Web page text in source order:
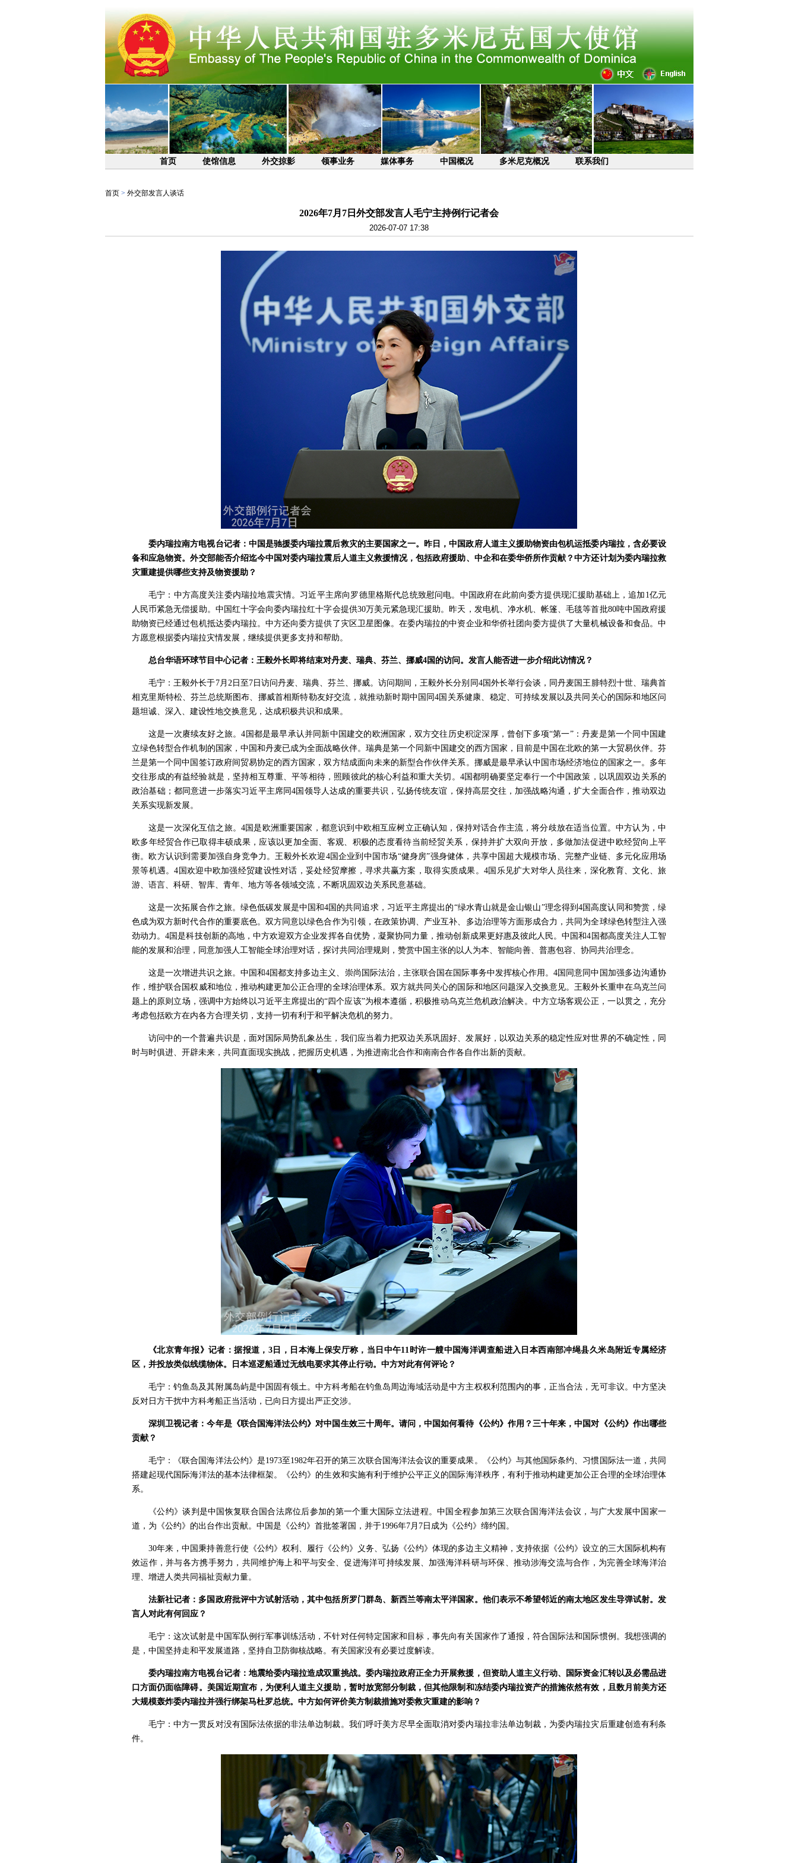
首页 使馆信息 外交掠影 领事业务 媒体事务 中国概况 多米尼克概况 联系我们
首页> 外交部发言人谈话
2026年7月7日外交部发言人毛宁主持例行记者会
2026-07-07 17:38
委内瑞拉南方电视台记者：中国是驰援委内瑞拉震后救灾的主要国家之一。昨日，中国政府人道主义援助物资由包机运抵委内瑞拉，含必要设
备和应急物资。外交部能否介绍迄今中国对委内瑞拉震后人道主义救援情况，包括政府援助、中企和在委华侨所作贡献？中方还计划为委内瑞拉救
灾重建提供哪些支持及物资援助？
毛宁：中方高度关注委内瑞拉地震灾情。习近平主席向罗德里格斯代总统致慰问电。中国政府在此前向委方提供现汇援助基础上，追加1亿元
人民币紧急无偿援助。中国红十字会向委内瑞拉红十字会提供30万美元紧急现汇援助。昨天，发电机、净水机、帐篷、毛毯等首批80吨中国政府援
助物资已经通过包机抵达委内瑞拉。中方还向委方提供了灾区卫星图像。在委内瑞拉的中资企业和华侨社团向委方提供了大量机械设备和食品。中
方愿意根据委内瑞拉灾情发展，继续提供更多支持和帮助。
总台华语环球节目中心记者：王毅外长即将结束对丹麦、瑞典、芬兰、挪威4国的访问。发言人能否进一步介绍此访情况？
毛宁：王毅外长于7月2日至7日访问丹麦、瑞典、芬兰、挪威。访问期间，王毅外长分别同4国外长举行会谈，同丹麦国王腓特烈十世、瑞典首
相克里斯特松、芬兰总统斯图布、挪威首相斯特勒友好交流，就推动新时期中国同4国关系健康、稳定、可持续发展以及共同关心的国际和地区问
题坦诚、深入、建设性地交换意见，达成积极共识和成果。
这是一次赓续友好之旅。4国都是最早承认并同新中国建交的欧洲国家，双方交往历史积淀深厚，曾创下多项“第一”：丹麦是第一个同中国建
立绿色转型合作机制的国家，中国和丹麦已成为全面战略伙伴。瑞典是第一个同新中国建交的西方国家，目前是中国在北欧的第一大贸易伙伴。芬
兰是第一个同中国签订政府间贸易协定的西方国家，双方结成面向未来的新型合作伙伴关系。挪威是最早承认中国市场经济地位的国家之一。多年
交往形成的有益经验就是，坚持相互尊重、平等相待，照顾彼此的核心利益和重大关切。4国都明确要坚定奉行一个中国政策，以巩固双边关系的
政治基础；都同意进一步落实习近平主席同4国领导人达成的重要共识，弘扬传统友谊，保持高层交往，加强战略沟通，扩大全面合作，推动双边
关系实现新发展。
这是一次深化互信之旅。4国是欧洲重要国家，都意识到中欧相互应树立正确认知，保持对话合作主流，将分歧放在适当位置。中方认为，中
欧多年经贸合作已取得丰硕成果，应该以更加全面、客观、积极的态度看待当前经贸关系，保持并扩大双向开放，多做加法促进中欧经贸向上平
衡。欧方认识到需要加强自身竞争力。王毅外长欢迎4国企业到中国市场“健身房”强身健体，共享中国超大规模市场、完整产业链、多元化应用场
景等机遇。4国欢迎中欧加强经贸建设性对话，妥处经贸摩擦，寻求共赢方案，取得实质成果。4国乐见扩大对华人员往来，深化教育、文化、旅
游、语言、科研、智库、青年、地方等各领域交流，不断巩固双边关系民意基础。
这是一次拓展合作之旅。绿色低碳发展是中国和4国的共同追求，习近平主席提出的“绿水青山就是金山银山”理念得到4国高度认同和赞赏，绿
色成为双方新时代合作的重要底色。双方同意以绿色合作为引领，在政策协调、产业互补、多边治理等方面形成合力，共同为全球绿色转型注入强
劲动力。4国是科技创新的高地，中方欢迎双方企业发挥各自优势，凝聚协同力量，推动创新成果更好惠及彼此人民。中国和4国都高度关注人工智
能的发展和治理，同意加强人工智能全球治理对话，探讨共同治理规则，赞赏中国主张的以人为本、智能向善、普惠包容、协同共治理念。
这是一次增进共识之旅。中国和4国都支持多边主义、崇尚国际法治，主张联合国在国际事务中发挥核心作用。4国同意同中国加强多边沟通协
作，维护联合国权威和地位，推动构建更加公正合理的全球治理体系。双方就共同关心的国际和地区问题深入交换意见。王毅外长重申在乌克兰问
题上的原则立场，强调中方始终以习近平主席提出的“四个应该”为根本遵循，积极推动乌克兰危机政治解决。中方立场客观公正，一以贯之，充分
考虑包括欧方在内各方合理关切，支持一切有利于和平解决危机的努力。
访问中的一个普遍共识是，面对国际局势乱象丛生，我们应当着力把双边关系巩固好、发展好，以双边关系的稳定性应对世界的不确定性，同
时与时俱进、开辟未来，共同直面现实挑战，把握历史机遇，为推进南北合作和南南合作各自作出新的贡献。
《北京青年报》记者：据报道，3日，日本海上保安厅称，当日中午11时许一艘中国海洋调查船进入日本西南部冲绳县久米岛附近专属经济
区，并投放类似线缆物体。日本巡逻船通过无线电要求其停止行动。中方对此有何评论？
毛宁：钓鱼岛及其附属岛屿是中国固有领土。中方科考船在钓鱼岛周边海域活动是中方主权权利范围内的事，正当合法，无可非议。中方坚决
反对日方干扰中方科考船正当活动，已向日方提出严正交涉。
深圳卫视记者：今年是《联合国海洋法公约》对中国生效三十周年。请问，中国如何看待《公约》作用？三十年来，中国对《公约》作出哪些
贡献？
毛宁：《联合国海洋法公约》是1973至1982年召开的第三次联合国海洋法会议的重要成果。《公约》与其他国际条约、习惯国际法一道，共同
搭建起现代国际海洋法的基本法律框架。《公约》的生效和实施有利于维护公平正义的国际海洋秩序，有利于推动构建更加公正合理的全球治理体
系。
《公约》谈判是中国恢复联合国合法席位后参加的第一个重大国际立法进程。中国全程参加第三次联合国海洋法会议，与广大发展中国家一
道，为《公约》的出台作出贡献。中国是《公约》首批签署国，并于1996年7月7日成为《公约》缔约国。
30年来，中国秉持善意行使《公约》权利、履行《公约》义务、弘扬《公约》体现的多边主义精神，支持依据《公约》设立的三大国际机构有
效运作，并与各方携手努力，共同维护海上和平与安全、促进海洋可持续发展、加强海洋科研与环保、推动涉海交流与合作，为完善全球海洋治
理、增进人类共同福祉贡献力量。
法新社记者：多国政府批评中方试射活动，其中包括所罗门群岛、新西兰等南太平洋国家。他们表示不希望邻近的南太地区发生导弹试射。发
言人对此有何回应？
毛宁：这次试射是中国军队例行军事训练活动，不针对任何特定国家和目标，事先向有关国家作了通报，符合国际法和国际惯例。我想强调的
是，中国坚持走和平发展道路，坚持自卫防御核战略。有关国家没有必要过度解读。
委内瑞拉南方电视台记者：地震给委内瑞拉造成双重挑战。委内瑞拉政府正全力开展救援，但资助人道主义行动、国际资金汇转以及必需品进
口方面仍面临障碍。美国近期宣布，为便利人道主义援助，暂时放宽部分制裁，但其他限制和冻结委内瑞拉资产的措施依然有效，且数月前美方还
大规模轰炸委内瑞拉并强行绑架马杜罗总统。中方如何评价美方制裁措施对委救灾重建的影响？
毛宁：中方一贯反对没有国际法依据的非法单边制裁。我们呼吁美方尽早全面取消对委内瑞拉非法单边制裁，为委内瑞拉灾后重建创造有利条
件。